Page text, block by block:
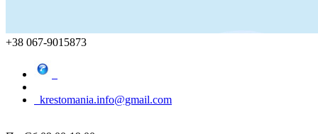
+38 067-9015873
krestomania.info@gmail.com